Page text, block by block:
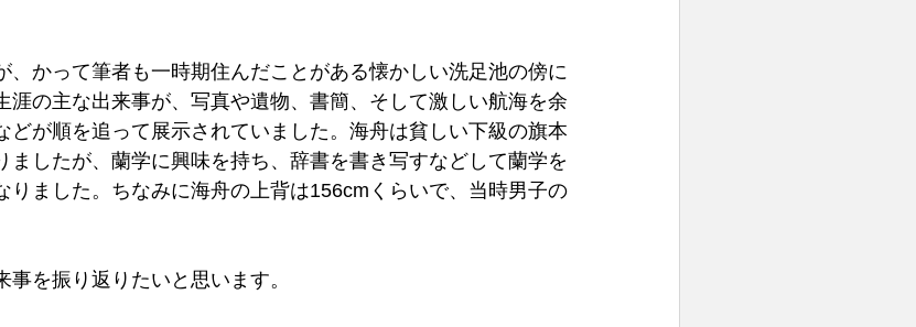
、かって筆者も一時期住んだことがある懐かしい洗足池の傍に
涯の主な出来事が、写真や遺物、書簡、そして激しい航海を余
どが順を追って展示されていました。海舟は貧しい下級の旗本
ましたが、蘭学に興味を持ち、辞書を書き写すなどして蘭学を
りました。ちなみに海舟の上背は156cmくらいで、当時男子の
事を振り返りたいと思います。